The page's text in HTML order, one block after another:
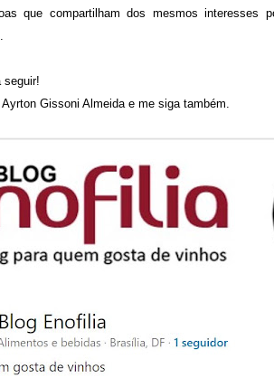
que compartilham dos mesmos interesses
seguir!
Gissoni Almeida e me siga também.